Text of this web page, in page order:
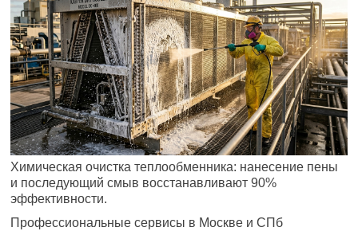
Химическая очистка теплообменника: нанесение пены
и последующий смыв восстанавливают 90%
эффективности.
Профессиональные сервисы в Москве и СПб